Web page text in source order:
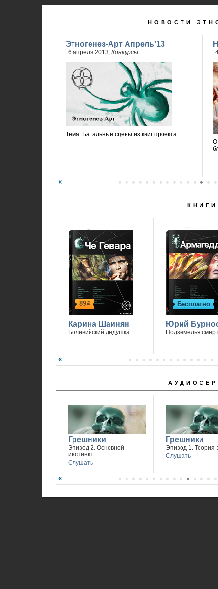
НОВОСТИ
Этногенез-Арт Апрель'13
6 апреля 2013, Конкурсы
Тема: Батальные сцены из книг проекта
О
КНИГИ
89р
Карина Шаинян
Боливийский дедушка
Бесплатно
Юрий
Подземелья
Грешники
Эпизод 2. Основной
инстинкт
Слушать
Грешники
Эпизод 1. Теория
Слушать